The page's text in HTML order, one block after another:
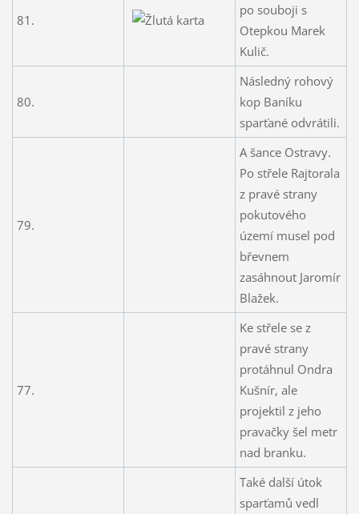
81.
po souboji s
Otepkou Marek
Kulič.
80.
Následný rohový
kop Baníku
sparťané odvrátili.
79.
A šance Ostravy.
Po střele Rajtorala
z pravé strany
pokutového
území musel pod
břevnem
zasáhnout Jaromír
Blažek.
77.
Ke střele se z
pravé strany
protáhnul Ondra
Kušnír, ale
projektil z jeho
pravačky šel metr
nad branku.
Také další útok
sparťamů vedl